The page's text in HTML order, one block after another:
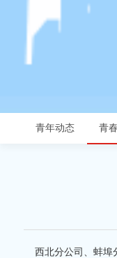
青年动态 青
西北分公司、蚌埠